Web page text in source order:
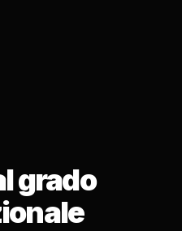
grado